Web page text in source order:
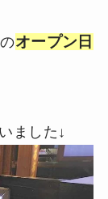
のオープン日
ました↓